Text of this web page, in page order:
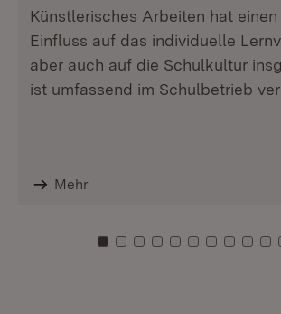
Künstlerisches Arbeiten hat
Einfluss auf das individuelle
aber auch auf die Schulkultur
ist umfassend im Schulbetrieb
Mehr
Zu Kachel: 0
Zu Kachel: 1
Zu Kachel: 2
Zu Kachel: 3
Zu Kachel: 4
Zu Kachel:
ZuZuZu